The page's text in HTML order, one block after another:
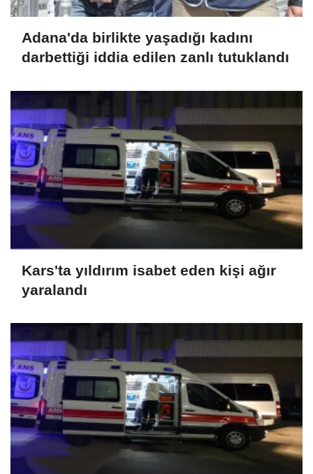
Adana'da birlikte yaşadığı kadını
darbettiği iddia edilen zanlı tutuklandı
Kars'ta yıldırım isabet eden kişi ağır
yaralandı